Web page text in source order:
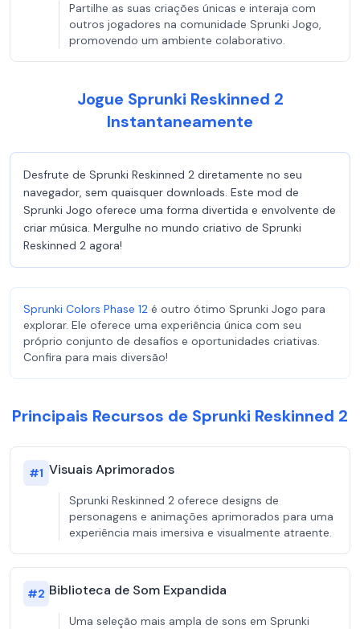
Partilhe as suas criações únicas e interaja com
outros jogadores na comunidade Sprunki Jogo,
promovendo um ambiente colaborativo.
Jogue Sprunki Reskinned 2
Instantaneamente
Desfrute de Sprunki Reskinned 2 diretamente no seu
navegador, sem quaisquer downloads. Este mod de
Sprunki Jogo oferece uma forma divertida e envolvente de
criar música. Mergulhe no mundo criativo de Sprunki
Reskinned 2 agora!
Sprunki Colors Phase 12 é outro ótimo Sprunki Jogo para
explorar. Ele oferece uma experiência única com seu
próprio conjunto de desafios e oportunidades criativas.
Confira para mais diversão!
Principais Recursos de Sprunki Reskinned 2
#1 Visuais Aprimorados
Sprunki Reskinned 2 oferece designs de
personagens e animações aprimorados para uma
experiência mais imersiva e visualmente atraente.
#2 Biblioteca de Som Expandida
Uma seleção mais ampla de sons em Sprunki